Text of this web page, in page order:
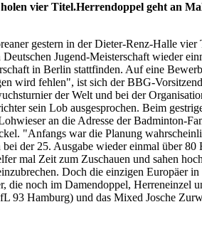
vier Titel.Herrendoppel geht an
gestern in der Dieter-Renz-Halle
Jugend-Meisterschaft wieder
in Berlin stattfinden. Auf eine
wird fehlen", ist sich der BBG-
der Welt und bei der
sein Lob ausgesprochen. Beim
an die Adresse der Badminton-
"Anfangs war die Planung
der 25. Ausgabe wieder einmal über
mal Zeit zum Zuschauen und sahen
Doch die einzigen Europäer
noch im Damendoppel,
93 Hamburg) und das Mixed Josche